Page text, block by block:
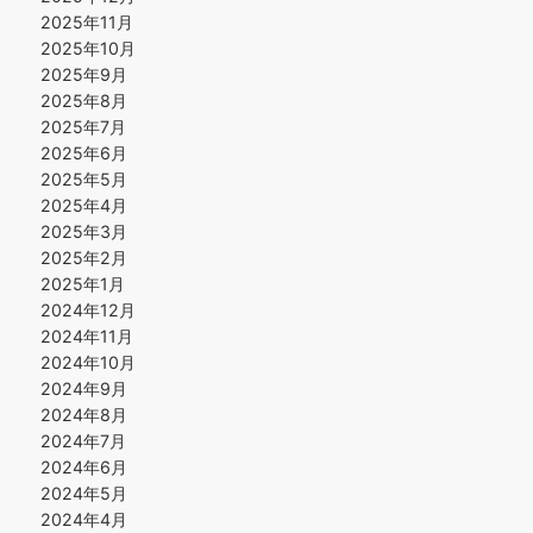
2025年11月
2025年10月
2025年9月
2025年8月
2025年7月
2025年6月
2025年5月
2025年4月
2025年3月
2025年2月
2025年1月
2024年12月
2024年11月
2024年10月
2024年9月
2024年8月
2024年7月
2024年6月
2024年5月
2024年4月